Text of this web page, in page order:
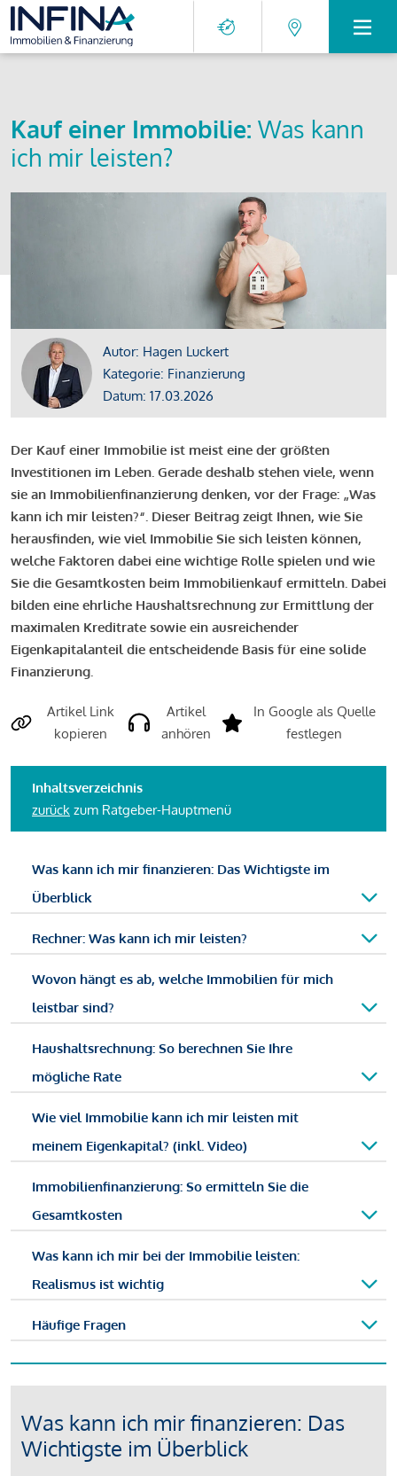
Kauf einer Immobilie: Was kann
ich mir leisten?
Autor: Hagen Luckert
Kategorie: Finanzierung
Datum: 17.03.2026
Der Kauf einer Immobilie ist meist eine der größten
Investitionen im Leben. Gerade deshalb stehen viele, wenn
sie an Immobilienfinanzierung denken, vor der Frage: „Was
kann ich mir leisten?“. Dieser Beitrag zeigt Ihnen, wie Sie
herausfinden, wie viel Immobilie Sie sich leisten können,
welche Faktoren dabei eine wichtige Rolle spielen und wie
Sie die Gesamtkosten beim Immobilienkauf ermitteln. Dabei
bilden eine ehrliche Haushaltsrechnung zur Ermittlung der
maximalen Kreditrate sowie ein ausreichender
Eigenkapitalanteil die entscheidende Basis für eine solide
Finanzierung.
Artikel Link
kopieren
Artikel
anhören
In Google als Quelle
festlegen
Inhaltsverzeichnis
zurück zum Ratgeber-Hauptmenü
Was kann ich mir finanzieren: Das Wichtigste im
Überblick
Rechner: Was kann ich mir leisten?
Wovon hängt es ab, welche Immobilien für mich
leistbar sind?
Haushaltsrechnung: So berechnen Sie Ihre
mögliche Rate
Wie viel Immobilie kann ich mir leisten mit
meinem Eigenkapital? (inkl. Video)
Immobilienfinanzierung: So ermitteln Sie die
Gesamtkosten
Was kann ich mir bei der Immobilie leisten:
Realismus ist wichtig
Häufige Fragen
Was kann ich mir finanzieren: Das
Wichtigste im Überblick